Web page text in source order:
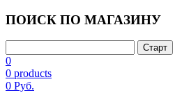
ПОИСК ПО МАГАЗИНУ
0
0 products
0 Руб.